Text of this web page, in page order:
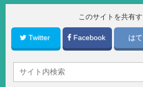
このサイトを共有す
Twitter Facebook は